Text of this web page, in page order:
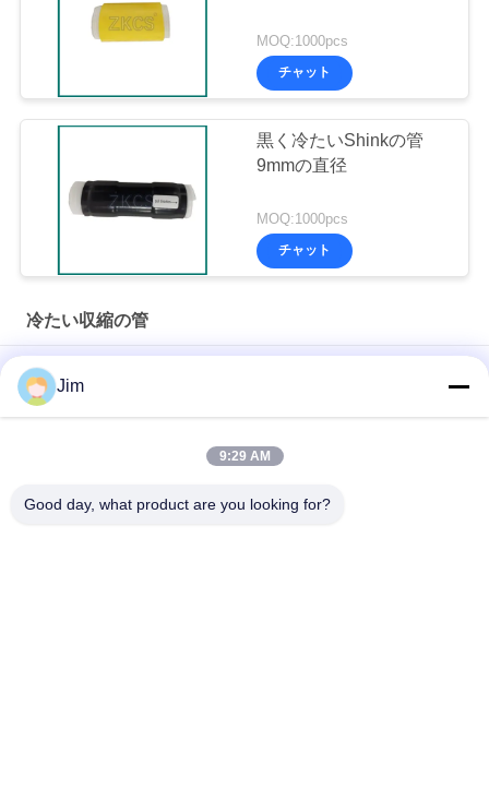
MOQ:1000pcs
チャット
黒く冷たいShinkの管
9mmの直径
MOQ:1000pcs
チャット
冷たい収縮の管
電力エンジニアリング向けの高性能常温収縮結線
耐紫外線性、耐オゾン性、4 倍拡張 - シリコーン常温収縮チュ
Jim
9:29 AM
Good day, what product are you looking for?